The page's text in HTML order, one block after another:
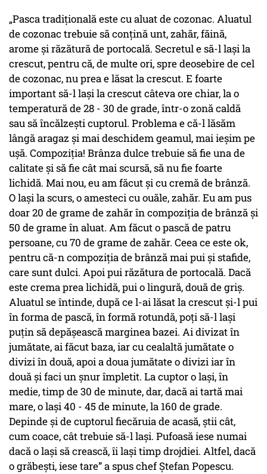
„Pasca tradițională este cu aluat de cozonac. Aluatul
de cozonac trebuie să conțină unt, zahăr, făină,
arome și răzătură de portocală. Secretul e să-l lași la
crescut, pentru că, de multe ori, spre deosebire de cel
de cozonac, nu prea e lăsat la crescut. E foarte
important să-l lași la crescut câteva ore chiar, la o
temperatură de 28 - 30 de grade, într-o zonă caldă
sau să încălzești cuptorul. Problema e că-l lăsăm
lângă aragaz și mai deschidem geamul, mai ieșim pe
ușă. Compoziția! Brânza dulce trebuie să fie una de
calitate și să fie cât mai scursă, să nu fie foarte
lichidă. Mai nou, eu am făcut și cu cremă de brânză.
O lași la scurs, o amesteci cu ouăle, zahăr. Eu am pus
doar 20 de grame de zahăr în compoziția de brânză și
50 de grame în aluat. Am făcut o pască de patru
persoane, cu 70 de grame de zahăr. Ceea ce este ok,
pentru că-n compoziția de brânză mai pui și stafide,
care sunt dulci. Apoi pui răzătura de portocală. Dacă
este crema prea lichidă, pui o lingură, două de griș.
Aluatul se întinde, după ce l-ai lăsat la crescut și-l pui
în forma de pască, în formă rotundă, poți să-l lași
puțin să depășească marginea bazei. Ai divizat în
jumătate, ai făcut baza, iar cu cealaltă jumătate o
divizi în două, apoi a doua jumătate o divizi iar în
două și faci un șnur împletit. La cuptor o lași, în
medie, timp de 30 de minute, dar, dacă ai tartă mai
mare, o lași 40 - 45 de minute, la 160 de grade.
Depinde și de cuptorul fiecăruia de acasă, știi cât,
cum coace, cât trebuie să-l lași. Pufoasă iese numai
dacă o lași să crească, îi lași timp drojdiei. Altfel, dacă
o grăbești, iese tare” a spus chef Ștefan Popescu.